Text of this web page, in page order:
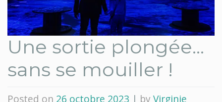
Une sortie plongée…
sans se mouiller !
Posted on 26 octobre 2023 | byVirginie